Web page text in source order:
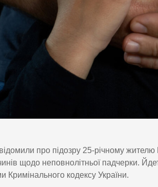
про підозру 25-річному жителю
щодо неповнолітньої падчерки.
Кримінального кодексу України.